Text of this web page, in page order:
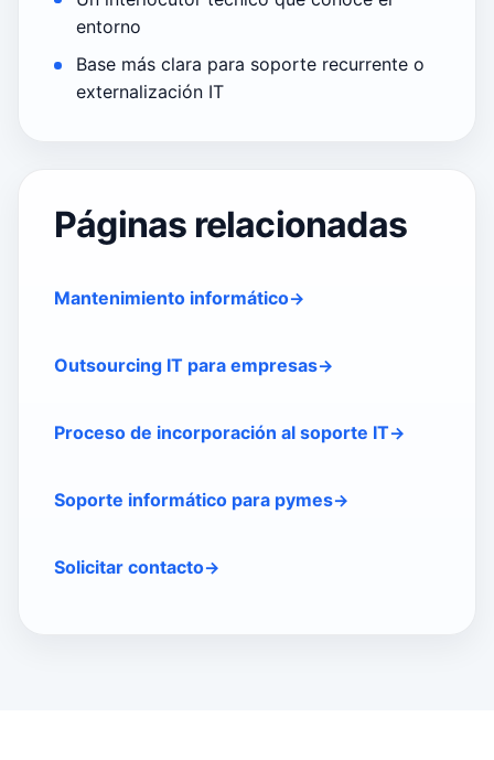
entorno
Base más clara para soporte recurrente o
externalización IT
Páginas relacionadas
Mantenimiento informático
Outsourcing IT para empresas
Proceso de incorporación al soporte IT
Soporte informático para pymes
Solicitar contacto